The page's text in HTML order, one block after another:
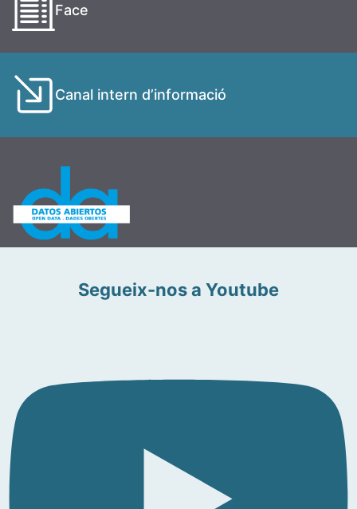
Face
Canal intern d’informació
Segueix-nos a Youtube